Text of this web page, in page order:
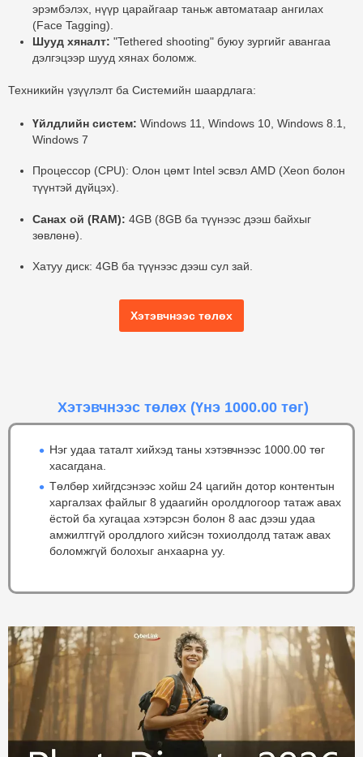
эрэмбэлэх, нүүр царайгаар таньж автоматаар ангилах
(Face Tagging).
Шууд хяналт: "Tethered shooting" буюу зургийг авангаа
дэлгэцээр шууд хянах боломж.
Техникийн үзүүлэлт ба Системийн шаардлага:
Үйлдлийн систем: Windows 11, Windows 10, Windows 8.1,
Windows 7
Процессор (CPU): Олон цөмт Intel эсвэл AMD (Xeon болон
түүнтэй дүйцэх).
Санах ой (RAM): 4GB (8GB ба түүнээс дээш байхыг
зөвлөнө).
Хатуу диск: 4GB ба түүнээс дээш сул зай.
Хэтэвчнээс төлөх
Хэтэвчнээс төлөх (Үнэ 1000.00 төг)
Нэг удаа таталт хийхэд таны хэтэвчнээс 1000.00 төг
хасагдана.
Төлбөр хийгдсэнээс хойш 24 цагийн дотор контентын
харгалзах файлыг 8 удаагийн оролдлогоор татаж авах
ёстой ба хугацаа хэтэрсэн болон 8 аас дээш удаа
амжилтгүй оролдлого хийсэн тохиолдолд татаж авах
боломжгүй болохыг анхаарна уу.